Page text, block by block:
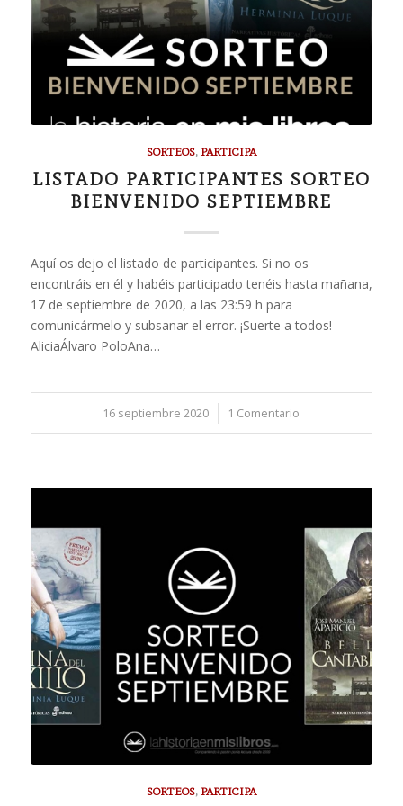
SORTEOS, PARTICIPA
LISTADO PARTICIPANTES SORTEO
BIENVENIDO SEPTIEMBRE
Aquí os dejo el listado de participantes. Si no os
encontráis en él y habéis participado tenéis hasta mañana,
17 de septiembre de 2020, a las 23:59 h para
comunicármelo y subsanar el error. ¡Suerte a todos!
AliciaÁlvaro PoloAna…
16 septiembre 2020
/ 1 Comentario
SORTEOS, PARTICIPA